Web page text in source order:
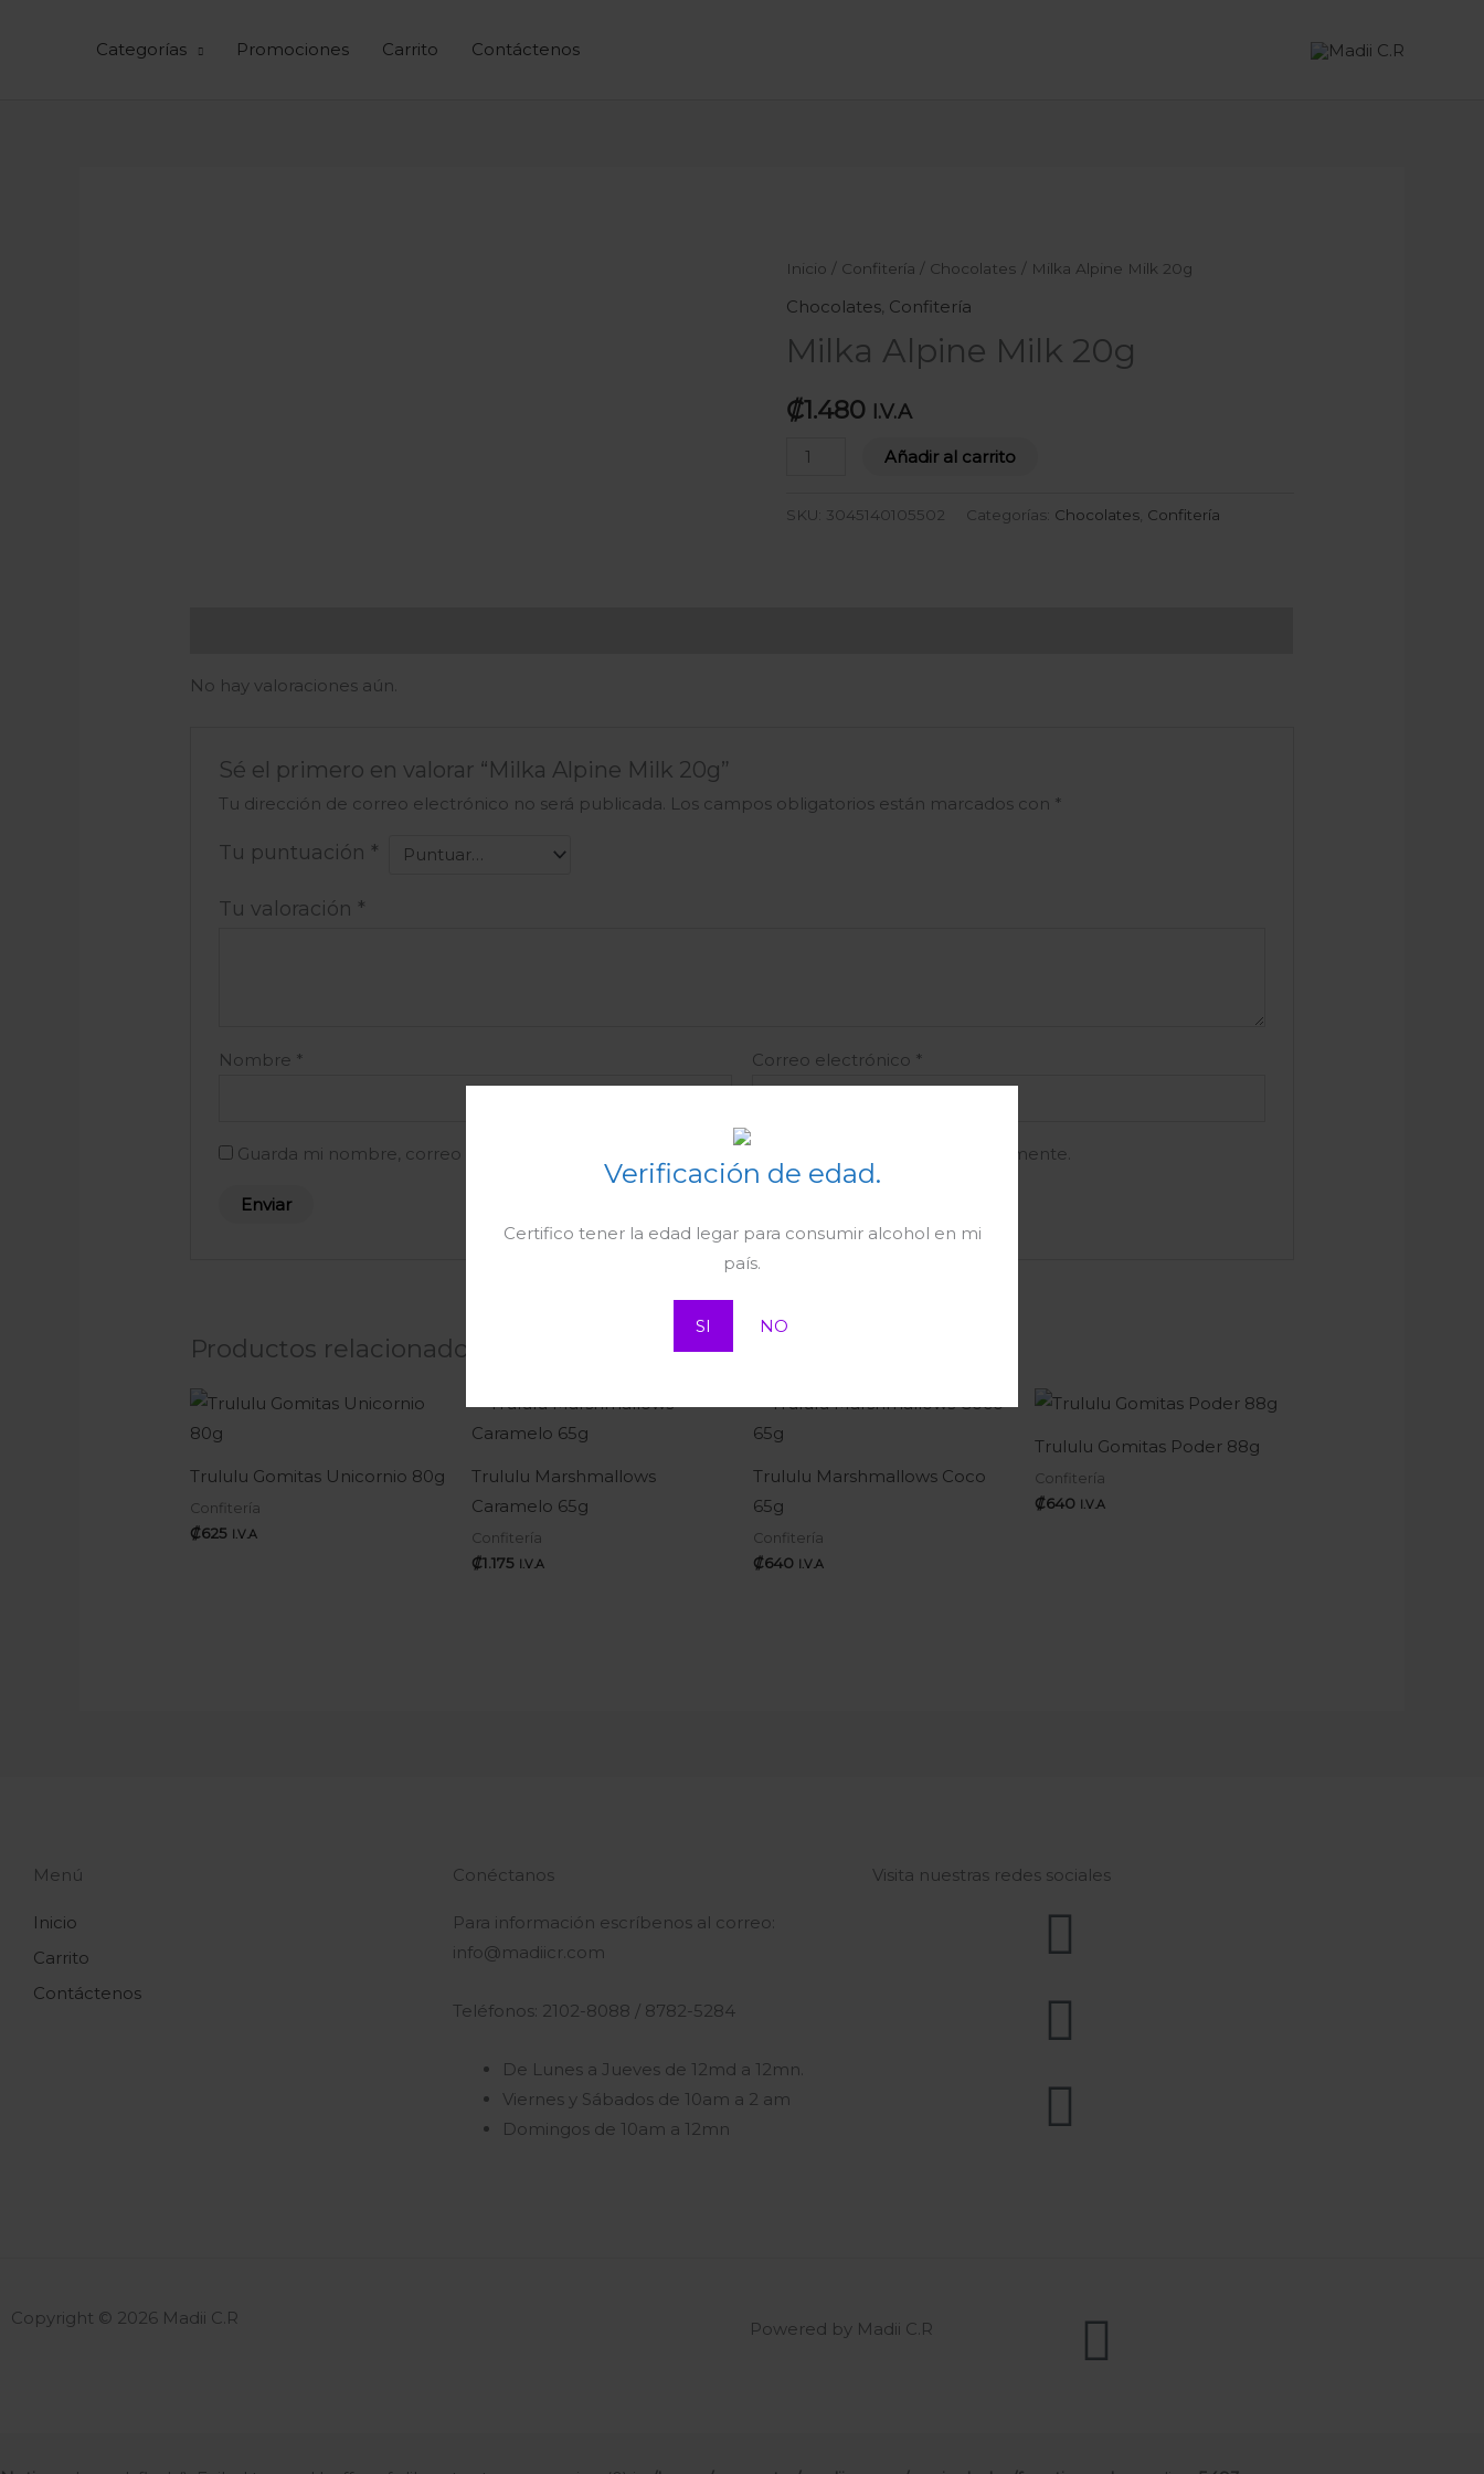
Verificación de edad.
Certifico tener la edad legar para consumir alcohol en mi
país.
SI NO
Categorías Promociones Carrito Contáctenos
Inicio / Confitería / Chocolates / Milka Alpine Milk 20g
Chocolates, Confitería
Milka Alpine Milk 20g
₡1.480 I.V.A
Milka
Alpine
20g
Añadir al carrito
SKU: 3045140105502 Categorías: Chocolates Confitería
No hay valoraciones aún.
Sé el primero en valorar “Milka Alpine Milk 20g”
Tu dirección de correo electrónico no será publicada. Los campos obligatorios están marcados con *
Tu puntuación *
Tu valoración *
Nombre * Correo electrónico *
Guarda mi nombre, correo electrónico y web en este navegador para la próxima vez que comente.
Productos relacionados
Trululu Gomitas Unicornio 80g
Confitería
₡625 I.V.A
Trululu Marshmallows
Caramelo 65g
Confitería
₡1.175 I.V.A
Trululu Marshmallows Coco
65g
Confitería
₡640 I.V.A
Trululu Gomitas Poder 88g
Confitería
₡640 I.V.A
Menú
Inicio
Carrito
Contáctenos
Conéctanos
Para información escríbenos al correo:
info@madiicr.com
Teléfonos: 2102-8088 / 8782-5284
De Lunes a Jueves de 12md a 12mn.
Viernes y Sábados de 10am a 2 am
Domingos de 10am a 12mn
Visita nuestras redes sociales
Copyright © 2026 Madii C.R
Powered by Madii C.R